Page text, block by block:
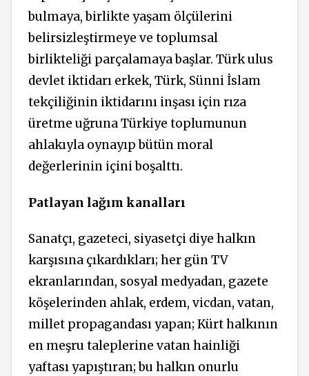
bulmaya, birlikte yaşam ölçülerini
belirsizleştirmeye ve toplumsal
birlikteliği parçalamaya başlar. Türk ulus
devlet iktidarı erkek, Türk, Sünni İslam
tekçiliğinin iktidarını inşası için rıza
üretme uğruna Türkiye toplumunun
ahlakıyla oynayıp bütün moral
değerlerinin içini boşalttı.
Patlayan lağım kanalları
Sanatçı, gazeteci, siyasetçi diye halkın
karşısına çıkardıkları; her gün TV
ekranlarından, sosyal medyadan, gazete
köşelerinden ahlak, erdem, vicdan, vatan,
millet propagandası yapan; Kürt halkının
en meşru taleplerine vatan hainliği
yaftası yapıştıran; bu halkın onurlu